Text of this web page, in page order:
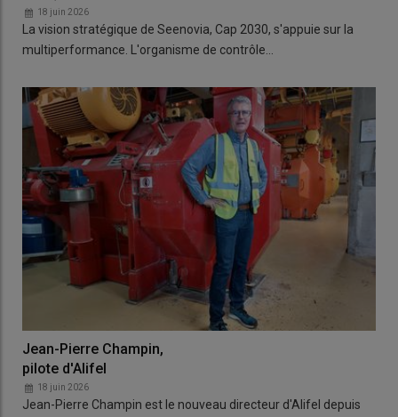
18 juin 2026
La vision stratégique de Seenovia, Cap 2030, s'appuie sur la
multiperformance. L'organisme de contrôle…
Jean-Pierre Champin,
pilote d'Alifel
18 juin 2026
Jean-Pierre Champin est le nouveau directeur d'Alifel depuis